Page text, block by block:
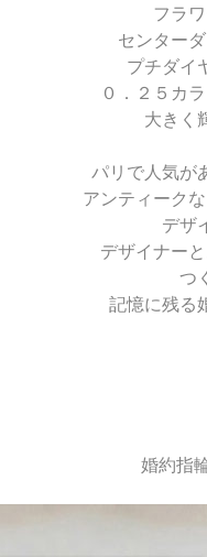
フラ
センター
プチダイ
０．２５カ
大きく
パリで人気が
アンティーク
デザ
デザイナー
つ
記憶に残る
婚約指